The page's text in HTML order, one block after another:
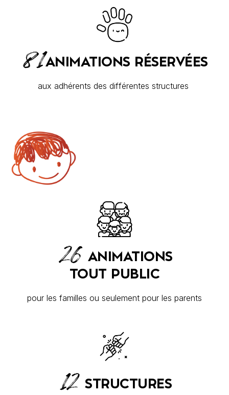
81ANIMATIONS RÉSERVÉES
aux adhérents des différentes structures
26 ANIMATIONS
TOUT PUBLIC
pour les familles ou seulement pour les parents
12 STRUCTURES